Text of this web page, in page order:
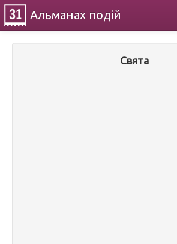
Альманах подій
Свята